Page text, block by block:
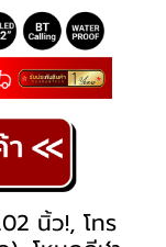
นิ้ว!, โทร